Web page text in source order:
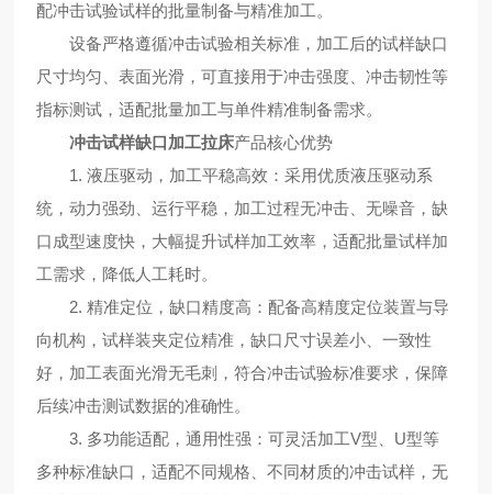
配冲击试验试样的批量制备与精准加工。
设备严格遵循冲击试验相关标准，加工后的试样缺口
尺寸均匀、表面光滑，可直接用于冲击强度、冲击韧性等
指标测试，适配批量加工与单件精准制备需求。
冲击试样缺口加工拉床产品核心优势
1. 液压驱动，加工平稳高效：采用优质液压驱动系
统，动力强劲、运行平稳，加工过程无冲击、无噪音，缺
口成型速度快，大幅提升试样加工效率，适配批量试样加
工需求，降低人工耗时。
2. 精准定位，缺口精度高：配备高精度定位装置与导
向机构，试样装夹定位精准，缺口尺寸误差小、一致性
好，加工表面光滑无毛刺，符合冲击试验标准要求，保障
后续冲击测试数据的准确性。
3. 多功能适配，通用性强：可灵活加工V型、U型等
多种标准缺口，适配不同规格、不同材质的冲击试样，无